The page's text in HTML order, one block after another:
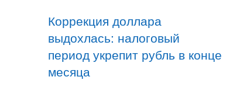
Коррекция доллара
выдохлась: налоговый
период укрепит рубль в конце
месяца